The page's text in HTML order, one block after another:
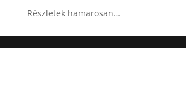
Részletek hamarosan…